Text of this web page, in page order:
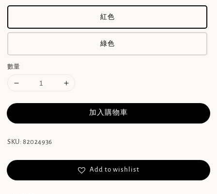
紅色
綠色
數量
加入購物車
SKU: 82024936
Add to wishlist